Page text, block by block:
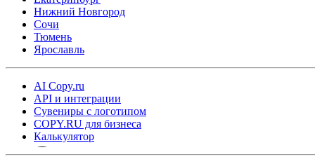
Нижний Новгород
Сочи
Тюмень
Ярославль
AI Copy.ru
API и интеграции
Сувениры с логотипом
COPY.RU для бизнеса
Калькулятор